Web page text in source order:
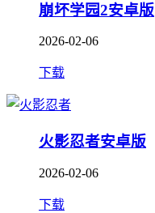
崩坏学园2安卓版
2026-02-06
下载
火影忍者安卓版
2026-02-06
下载